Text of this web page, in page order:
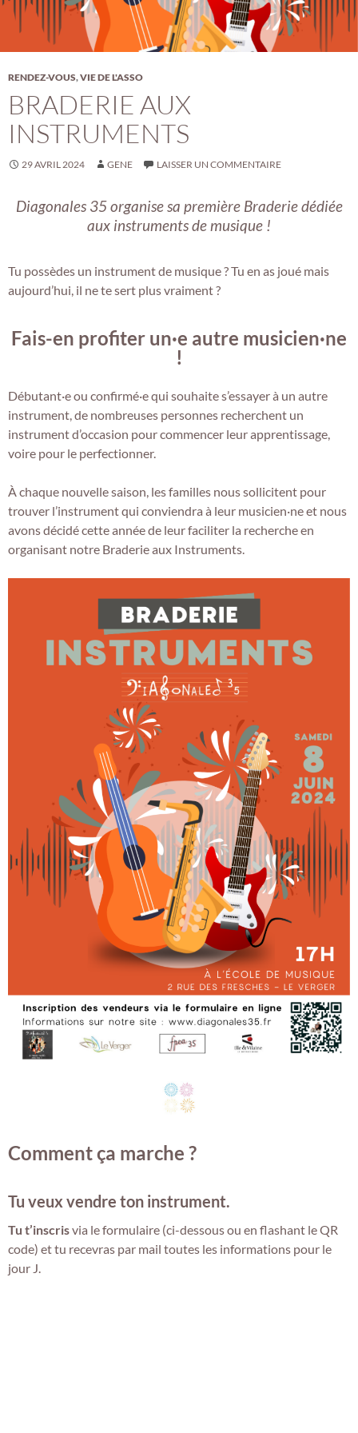
RENDEZ-VOUS,VIE DE L'ASSO
BRADERIE AUX
INSTRUMENTS
29 AVRIL 2024 GENE LAISSER UN COMMENTAIRE
Diagonales 35 organise sa première Braderie dédiée
aux instruments de musique !
Tu possèdes un instrument de musique ? Tu en as joué mais
aujourd’hui, il ne te sert plus vraiment ?
Fais-en profiter un·e autre musicien·ne
!
Débutant·e ou confirmé·e qui souhaite s’essayer à un autre
instrument, de nombreuses personnes recherchent un
instrument d’occasion pour commencer leur apprentissage,
voire pour le perfectionner.
À chaque nouvelle saison, les familles nous sollicitent pour
trouver l’instrument qui conviendra à leur musicien·ne et nous
avons décidé cette année de leur faciliter la recherche en
organisant notre Braderie aux Instruments.
Comment ça marche ?
Tu veux vendre ton instrument.
Tu t’inscrisvia le formulaire (ci-dessous ou en flashant le QR
code) et tu recevras par mail toutes les informations pour le
jour J.